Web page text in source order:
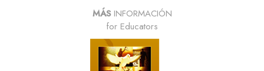
MÁSINFORMACIÓN
for Educators